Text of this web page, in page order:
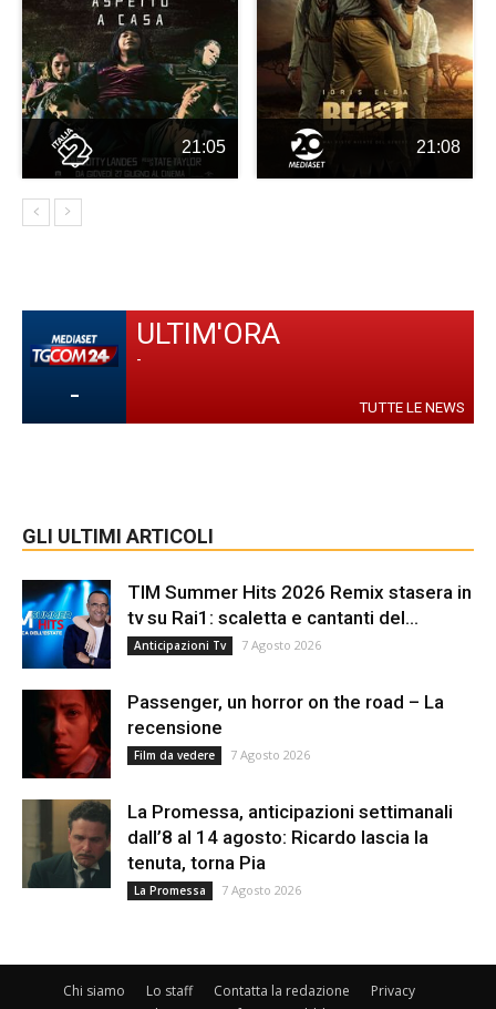
21:05 21:08
-
ULTIM'ORA
-
TUTTE LE NEWS
GLI ULTIMI ARTICOLI
TIM Summer Hits 2026 Remix stasera in
tv su Rai1: scaletta e cantanti del...
Anticipazioni Tv 7 Agosto 2026
Passenger, un horror on the road – La
recensione
Film da vedere 7 Agosto 2026
La Promessa, anticipazioni settimanali
dall’8 al 14 agosto: Ricardo lascia la
tenuta, torna Pia
La Promessa 7 Agosto 2026
Chi siamo Lo staff Contatta la redazione
Privacy